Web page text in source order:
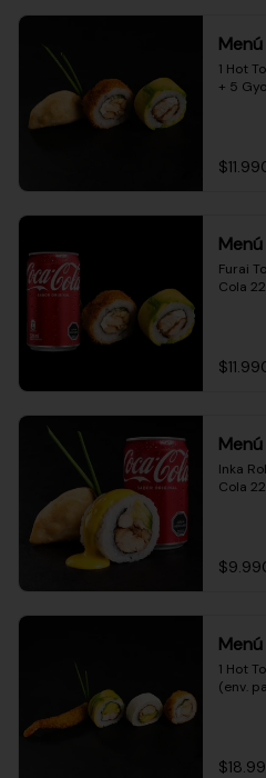
1 Hot
+ 5
Furai
Cola
Inka
Cola
1 Hot
(env.